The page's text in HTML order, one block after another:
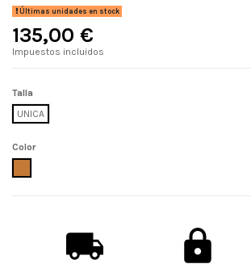
Últimas unidades en stock
135,00 €
Impuestos incluidos
Talla
UNICA
Color